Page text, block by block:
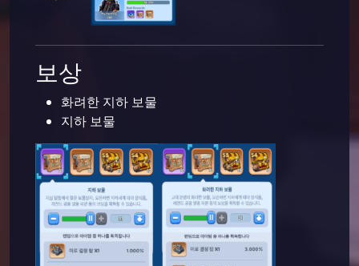
보상
화려한 지하 보물
지하 보물